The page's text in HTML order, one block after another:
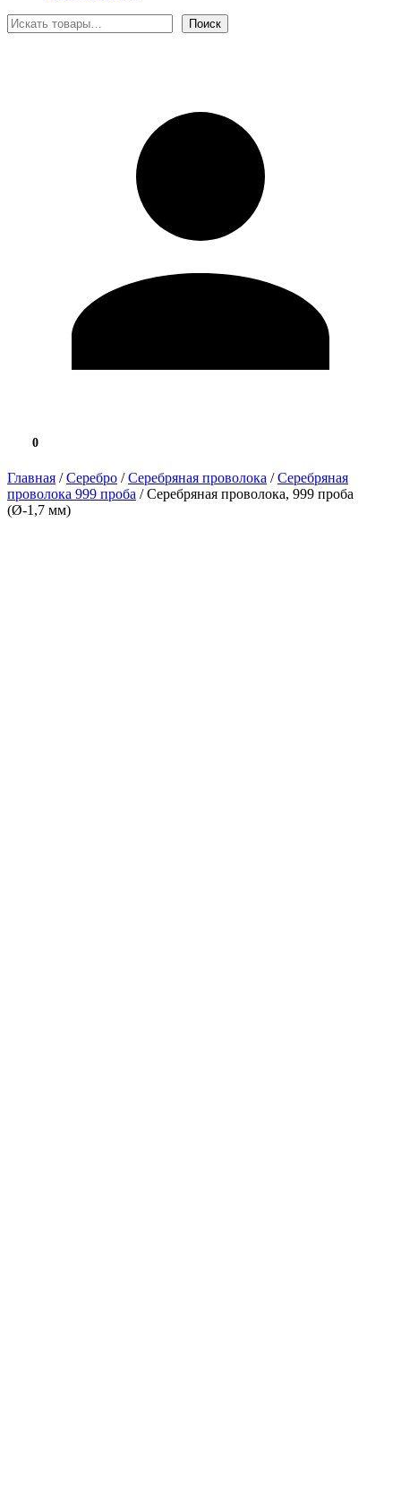
Поиск
Поиск
0
0.0 ₽
Главная /Серебро /Серебряная проволока /Серебряная
проволока 999 проба / Серебряная проволока, 999 проба
(Ø-1,7 мм)